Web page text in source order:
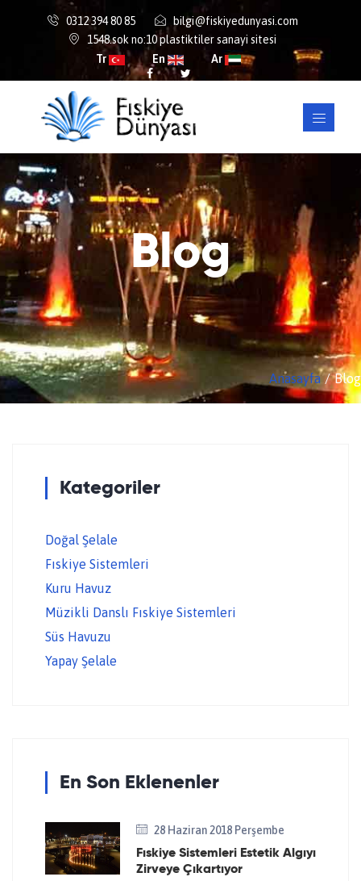
0312 394 80 85
bilgi@fiskiyedunyasi.com
1548.sok no:10 plastiktiler sanayi sitesi
Tr
En Ar
Blog
Anasayfa Blog
Kategoriler
Doğal Şelale
Fıskiye Sistemleri
Kuru Havuz
Müzikli Danslı Fıskiye Sistemleri
Süs Havuzu
Yapay Şelale
En Son Eklenenler
28 Haziran 2018 Perşembe
Fıskiye Sistemleri Estetik Algıyı
Zirveye Çıkartıyor